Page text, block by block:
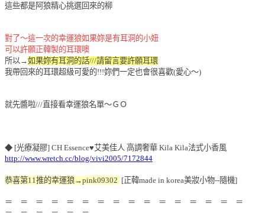
這些都是阿狼精心挑選回來的柳
對了～這一次的幸運狼如果妳是有耳洞的小妞
可以許願正韓製的耳環噢
所以→如果妳有耳洞的話///請留言要許願耳環
我帶回來的耳環超級可愛的!!!妳們一定也會很喜歡(愛心～)
就先醬啦///直接看幸運狼名單～ＧＯ
◆ [光療凝膠] CH Essence♥艾美佳人 高調奢華 Kila Kila法式小香風
http://www.wretch.cc/blog/vivi2005/7172844
恭喜第11推的幸運狼→pink09302 [正韓made in korea美妝小物--隨機]
＝ ＝ ＝ ＝ ＝ ＝ ＝ ＝ ＝ ＝ ＝ ＝ ＝ ＝ ＝ ＝